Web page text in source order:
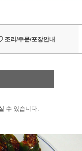
조리/주문/포장안내
수 있습니다.